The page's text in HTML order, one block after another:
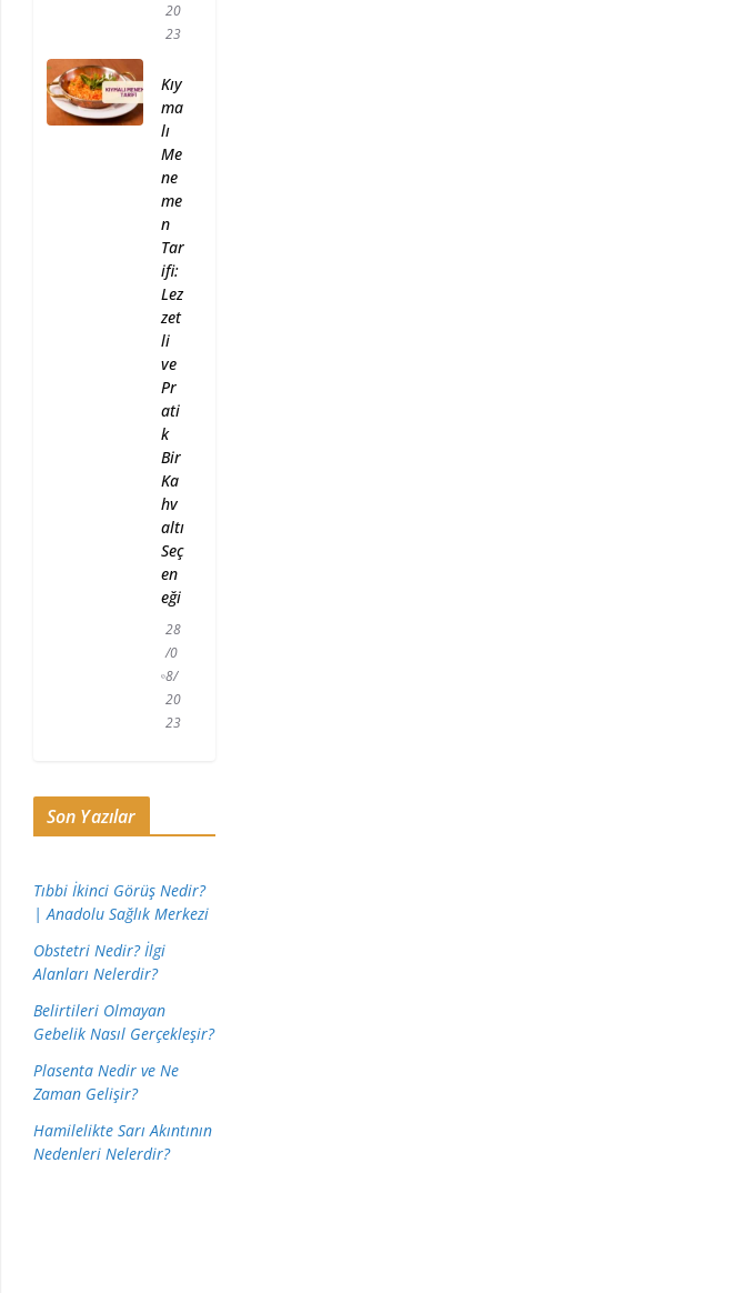
20
23
Kıy
ma
lı
Me
ne
me
n
Tar
ifi:
Lez
zet
li
ve
Pr
ati
k
Bir
Ka
hv
altı
Seç
en
eği
28
/0
8/
20
23
Son Yazılar
Tıbbi İkinci Görüş Nedir?
| Anadolu Sağlık Merkezi
Obstetri Nedir? İlgi
Alanları Nelerdir?
Belirtileri Olmayan
Gebelik Nasıl Gerçekleşir?
Plasenta Nedir ve Ne
Zaman Gelişir?
Hamilelikte Sarı Akıntının
Nedenleri Nelerdir?